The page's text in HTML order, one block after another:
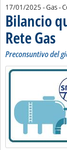
17/01/2025 - Gas -
Bilancio
Rete Gas ..
Preconsuntivo del
Lista allegati